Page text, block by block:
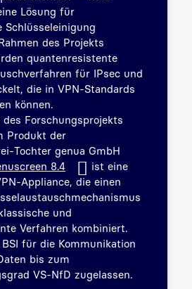
Lösung für
Schlüsseleinigung
des Projekts
quantenresistente
für IPsec und
die in VPN-Standards
können.
des Forschungsprojekts
Produkt der
Tochter genua GmbH
8.4
ist eine
Appliance, die einen
und
Verfahren kombiniert.
für die Kommunikation
bis zum
VS-NfD zugelassen.